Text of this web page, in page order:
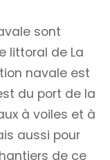
sont
littoral de La
navale est
du port de la
à voiles et à
aussi pour
de ce